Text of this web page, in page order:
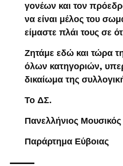
γονέων και τον
να είναι μέλος του
είμαστε πλάι τους σε
Ζητάμε εδώ και τώρα
όλων κατηγοριών,
δικαίωμα της
Το ΔΣ.
Πανελλήνιος
Παράρτημα Εύβοιας